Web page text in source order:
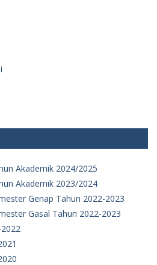
Akademik 2024/2025
Akademik 2023/2024
Genap Tahun 2022-2023
Gasal Tahun 2022-2023